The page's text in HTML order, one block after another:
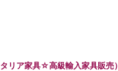
ア家具☆高級輸入家具販売）